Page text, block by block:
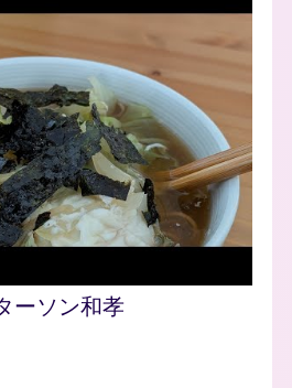
ーソン和孝